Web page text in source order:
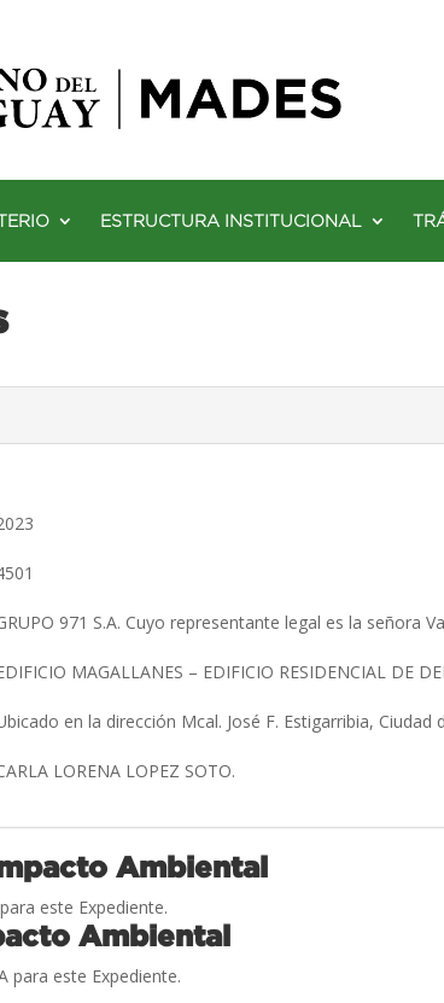
ESTRUCTURA INSTITUCIONAL
971 S.A. Cuyo representante legal es la señora
MAGALLANES – EDIFICIO RESIDENCIAL DE
en la dirección Mcal. José F. Estigarribia, Ciudad
LORENA LOPEZ SOTO.
Ambiental
este Expediente.
Ambiental
para este Expediente.